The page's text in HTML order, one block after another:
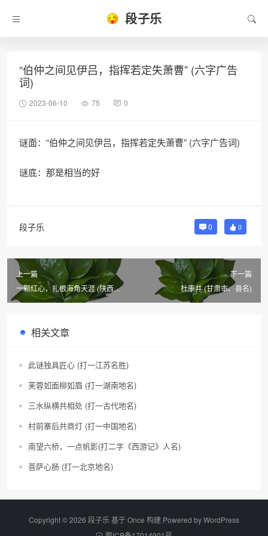
段子乐
“伯仲之间见伊吕，指挥若定失萧曹” (六字广告
词)
2023-06-10 75 0
谜面：“伯仲之间见伊吕，指挥若定失萧曹” (六字广告词)
谜底：那是相当的好
段子乐 0 0
上一篇
一颗红心，扎根海角天涯 (陕西
市、县名二)
下一篇
杜康井 (甘肃市、县名)
相关文章
此谜独具匠心 (打一江苏名胜)
芙蓉如面柳如眉 (打一湖南地名)
三水纵横共相处 (打一古代地名)
村前寨后共商灯 (打一中国地名)
南望六桥，一点帆影(打二字《西游记》人名)
菩萨心肠 (打一北京地名)
Copyright © 2026 段子乐 基于 Once 构建 Powered byWordPress